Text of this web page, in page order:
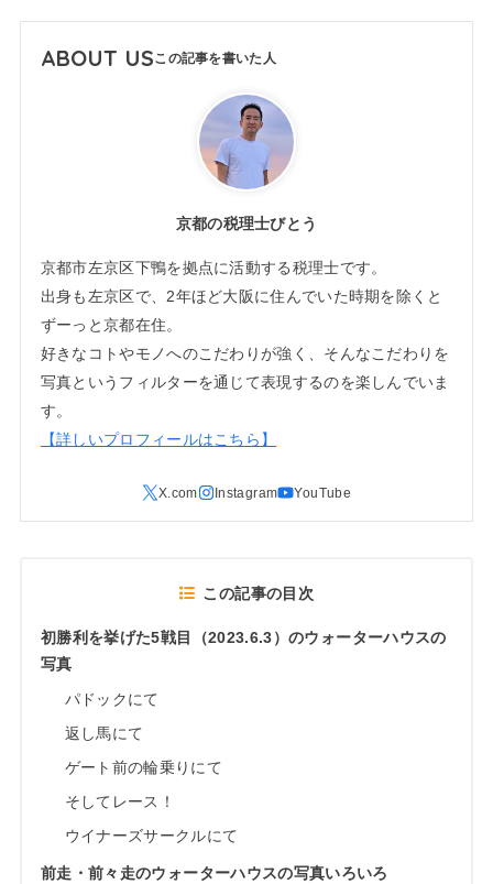
ABOUT US
京都の税理士びとう
京都市左京区下鴨を拠点に活動する税理士です。
出身も左京区で、2年ほど大阪に住んでいた時期を除くと
ずーっと京都在住。
好きなコトやモノへのこだわりが強く、そんなこだわりを
写真というフィルターを通じて表現するのを楽しんでいま
す。
【詳しいプロフィールはこちら】
この記事の目次
初勝利を挙げた5戦目（2023.6.3）のウォーターハウスの
写真
パドックにて
返し馬にて
ゲート前の輪乗りにて
そしてレース！
ウイナーズサークルにて
前走・前々走のウォーターハウスの写真いろいろ